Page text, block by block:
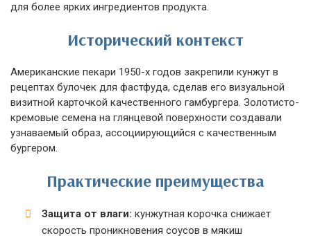
для более ярких ингредиентов продукта.
Исторический контекст
Американские пекари 1950-х годов закрепили кунжут в
рецептах булочек для фастфуда, сделав его визуальной
визитной карточкой качественного гамбургера. Золотисто-
кремовые семена на глянцевой поверхности создавали
узнаваемый образ, ассоциирующийся с качественным
бургером.
Практические преимущества
Защита от влаги: кунжутная корочка снижает
скорость проникновения соусов в мякиш